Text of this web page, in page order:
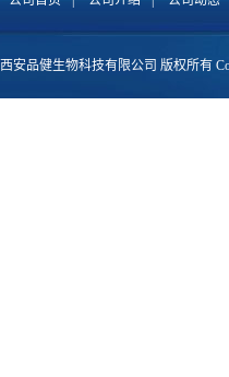
西安品健生物科技有限公司 版权所有